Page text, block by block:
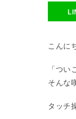
こんに
「つ
そんな
タッチ